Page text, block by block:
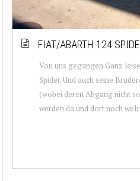
FIAT/ABARTH 124
Von uns gegangen Ganz
Spider. Und auch seine
(wobei deren Abgang nicht
werden da und dort noch